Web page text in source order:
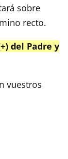
sobre
recto.
del Padre y
vuestros